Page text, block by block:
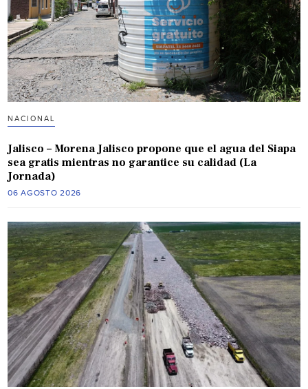
NACIONAL
Jalisco – Morena Jalisco propone que el agua del Siapa
sea gratis mientras no garantice su calidad (La
Jornada)
06 AGOSTO 2026